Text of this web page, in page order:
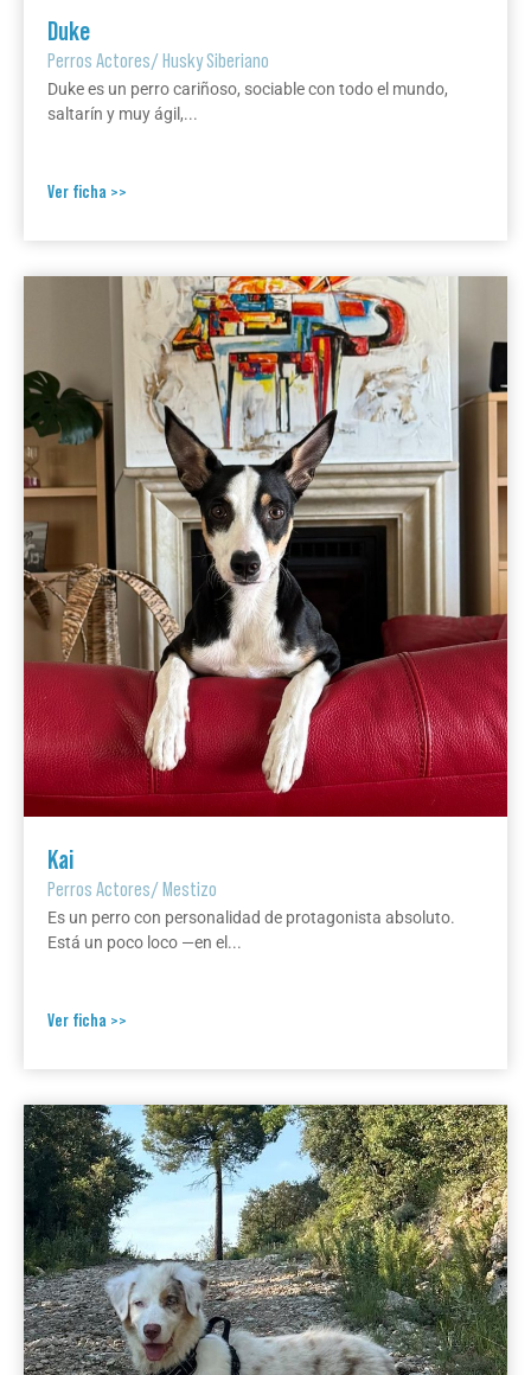
Duke
Perros Actores/Husky Siberiano
Duke es un perro cariñoso, sociable con todo el mundo,
saltarín y muy ágil,...
Ver ficha >>
Kai
Perros Actores/Mestizo
Es un perro con personalidad de protagonista absoluto.
Está un poco loco —en el...
Ver ficha >>